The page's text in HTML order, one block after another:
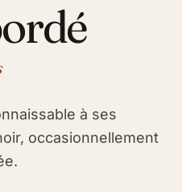
à ses
occasionnellement